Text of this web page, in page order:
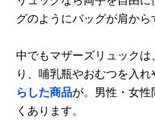
グのようにバッグが肩から
中でもマザーズリュック
り、哺乳瓶やおむつを入
らした商品が。男性・女性
くあります。